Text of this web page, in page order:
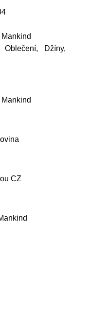
Oblečení, Džíny,
CZ